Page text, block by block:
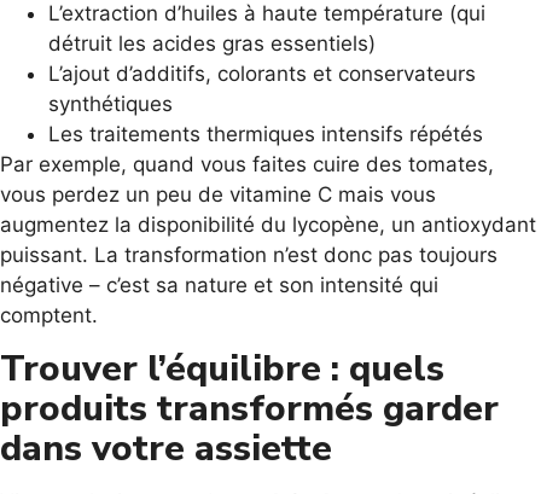
L’extraction d’huiles à haute température (qui
détruit les acides gras essentiels)
L’ajout d’additifs, colorants et conservateurs
synthétiques
Les traitements thermiques intensifs répétés
Par exemple, quand vous faites cuire des tomates,
vous perdez un peu de vitamine C mais vous
augmentez la disponibilité du lycopène, un antioxydant
puissant. La transformation n’est donc pas toujours
négative – c’est sa nature et son intensité qui
comptent.
Trouver l’équilibre : quels
produits transformés garder
dans votre assiette